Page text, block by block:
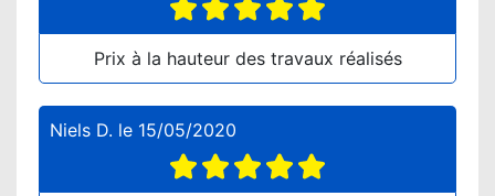
Prix à la hauteur des travaux réalisés
Niels D. le 15/05/2020